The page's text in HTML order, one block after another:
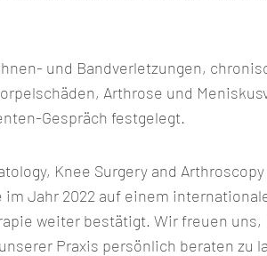
und Bandverletzungen,
Arthrose und
Gespräch festgelegt.
Knee Surgery and
Jahr 2022 auf einem
weiter bestätigt. Wir freuen
Praxis persönlich beraten zu